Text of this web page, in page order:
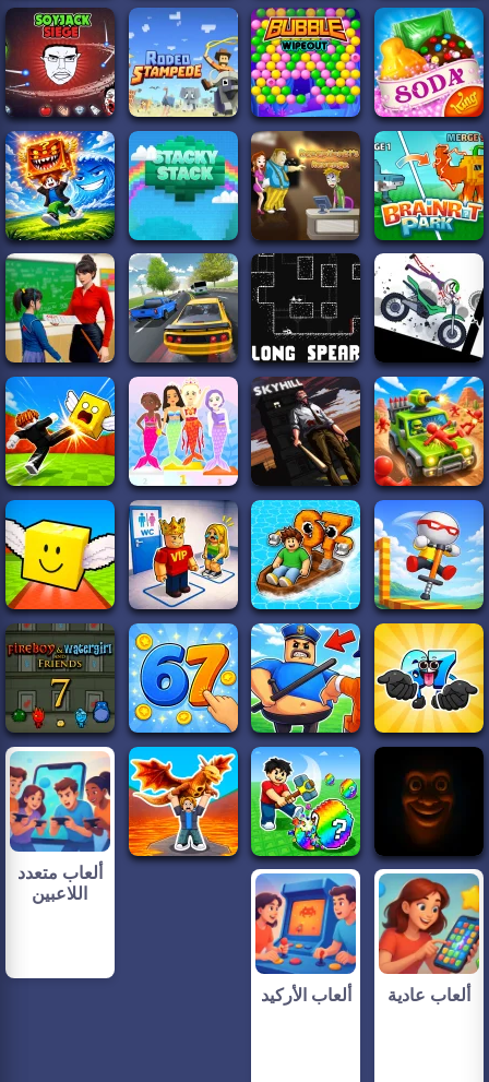
ألعاب متعدد
اللاعبين
ألعاب عادية ألعاب الأركيد